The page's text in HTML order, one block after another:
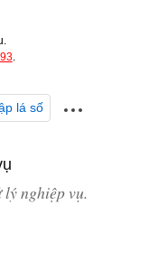
.
lá số
nghiệp vụ.